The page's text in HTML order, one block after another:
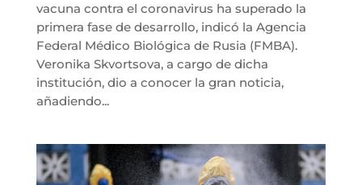
vacuna contra el coronavirus ha superado la
primera fase de desarrollo, indicó la Agencia
Federal Médico Biológica de Rusia (FMBA).
Veronika Skvortsova, a cargo de dicha
institución, dio a conocer la gran noticia,
añadiendo...